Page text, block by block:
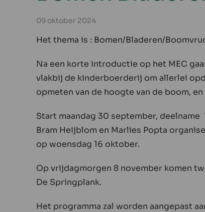
09 oktober 2024
Het thema is : Bomen/Bladeren/
Na een korte introductie op het MEC
vlakbij de kinderboerderij om allerlei
opmeten van de hoogte van de boom,
Start maandag 30 september,
Bram Heijblom en Marlies Popta
op woensdag 16 oktober.
Op vrijdagmorgen 8 november komen
De Springplank.
Het programma zal worden aangepast